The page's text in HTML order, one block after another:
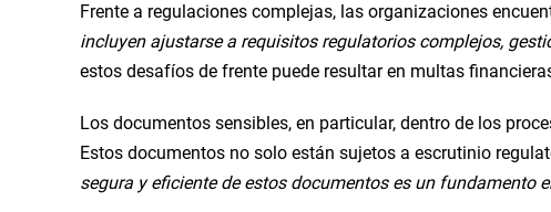
Frente a regulaciones complejas, las organizaciones
incluyen ajustarse a requisitos regulatorios complejos,
estos desafíos de frente puede resultar en multas
Los documentos sensibles, en particular, dentro de los
Estos documentos no solo están sujetos a escrutinio
segura y eficiente de estos documentos es un fundamento